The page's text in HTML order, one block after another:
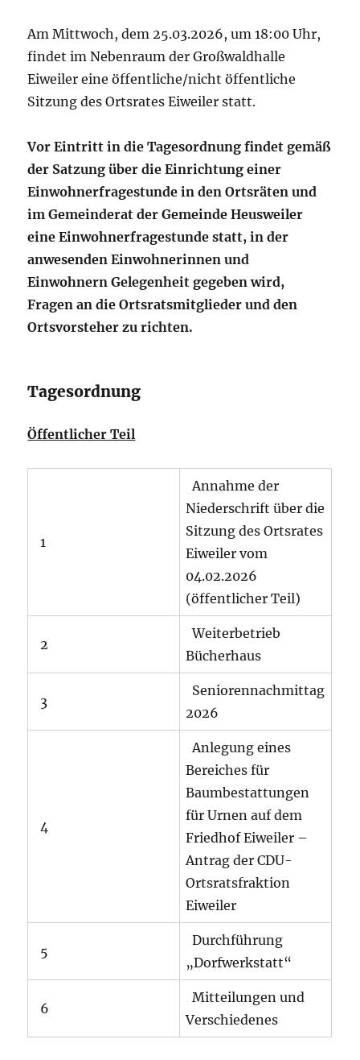
Am Mittwoch, dem 25.03.2026, um 18:00 Uhr,
findet im Nebenraum der Großwaldhalle
Eiweiler eine öffentliche/nicht öffentliche
Sitzung des Ortsrates Eiweiler statt.
Vor Eintritt in die Tagesordnung findet gemäß
der Satzung über die Einrichtung einer
Einwohnerfragestunde in den Ortsräten und
im Gemeinderat der Gemeinde Heusweiler
eine Einwohnerfragestunde statt, in der
anwesenden Einwohnerinnen und
Einwohnern Gelegenheit gegeben wird,
Fragen an die Ortsratsmitglieder und den
Ortsvorsteher zu richten.
Tagesordnung
Öffentlicher Teil
1
Annahme der
Niederschrift über die
Sitzung des Ortsrates
Eiweiler vom
04.02.2026
(öffentlicher Teil)
2
Weiterbetrieb
Bücherhaus
3
Seniorennachmittag
2026
4
Anlegung eines
Bereiches für
Baumbestattungen
für Urnen auf dem
Friedhof Eiweiler –
Antrag der CDU-
Ortsratsfraktion
Eiweiler
5
Durchführung
„Dorfwerkstatt“
6
Mitteilungen und
Verschiedenes